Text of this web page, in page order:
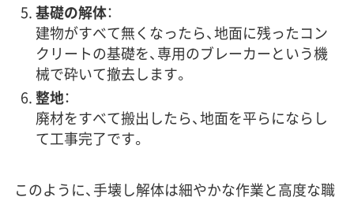
基礎の解体：
建物がすべて無くなったら、地面に残ったコン
クリートの基礎を、専用のブレーカーという機
械で砕いて撤去します。
整地：
廃材をすべて搬出したら、地面を平らにならし
て工事完了です。
このように、手壊し解体は細やかな作業と高度な職